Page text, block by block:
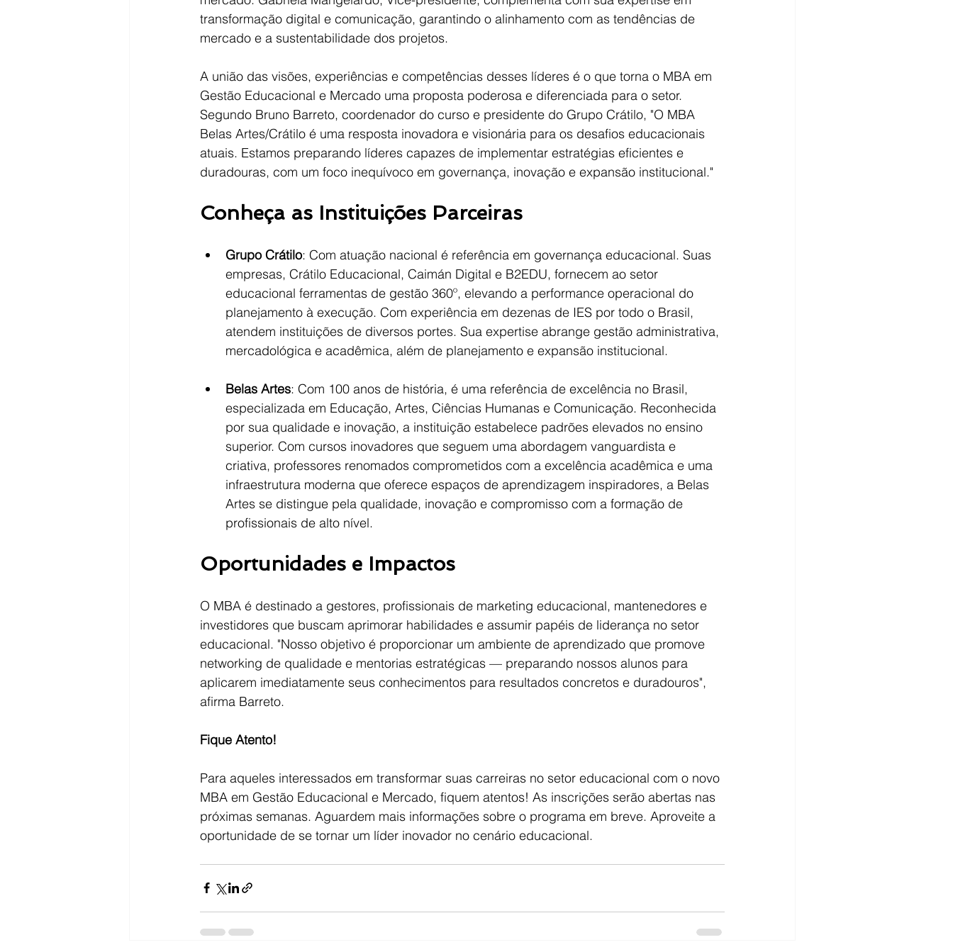
transformação digital e comunicação, garantindo o alinhamento com as tendências de
mercado e a sustentabilidade dos projetos.
A união das visões, experiências e competências desses líderes é o que torna o MBA em
Gestão Educacional e Mercado uma proposta poderosa e diferenciada para o setor.
Segundo Bruno Barreto, coordenador do curso e presidente do Grupo Crátilo, "O MBA
Belas Artes/Crátilo é uma resposta inovadora e visionária para os desafios educacionais
atuais. Estamos preparando líderes capazes de implementar estratégias eficientes e
duradouras, com um foco inequívoco em governança, inovação e expansão institucional."
Conheça as Instituições Parceiras
Grupo Crátilo: Com atuação nacional é referência em governança educacional. Suas
empresas, Crátilo Educacional, Caimán Digital e B2EDU, fornecem ao setor
educacional ferramentas de gestão 360º, elevando a performance operacional do
planejamento à execução. Com experiência em dezenas de IES por todo o Brasil,
atendem instituições de diversos portes. Sua expertise abrange gestão administrativa,
mercadológica e acadêmica, além de planejamento e expansão institucional.
Belas Artes: Com 100 anos de história, é uma referência de excelência no Brasil,
especializada em Educação, Artes, Ciências Humanas e Comunicação. Reconhecida
por sua qualidade e inovação, a instituição estabelece padrões elevados no ensino
superior. Com cursos inovadores que seguem uma abordagem vanguardista e
criativa, professores renomados comprometidos com a excelência acadêmica e uma
infraestrutura moderna que oferece espaços de aprendizagem inspiradores, a Belas
Artes se distingue pela qualidade, inovação e compromisso com a formação de
profissionais de alto nível.
Oportunidades e Impactos
O MBA é destinado a gestores, profissionais de marketing educacional, mantenedores e
investidores que buscam aprimorar habilidades e assumir papéis de liderança no setor
educacional. "Nosso objetivo é proporcionar um ambiente de aprendizado que promove
networking de qualidade e mentorias estratégicas — preparando nossos alunos para
aplicarem imediatamente seus conhecimentos para resultados concretos e duradouros",
afirma Barreto.
Fique Atento!
Para aqueles interessados em transformar suas carreiras no setor educacional com o novo
MBA em Gestão Educacional e Mercado, fiquem atentos! As inscrições serão abertas nas
próximas semanas. Aguardem mais informações sobre o programa em breve. Aproveite a
oportunidade de se tornar um líder inovador no cenário educacional.